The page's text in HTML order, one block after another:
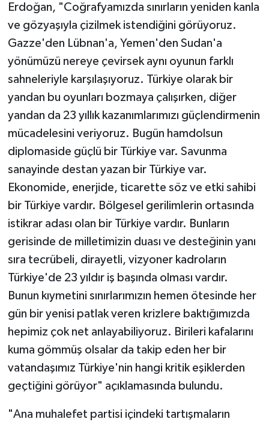
Erdoğan, "Coğrafyamızda sınırların yeniden kanla
ve gözyaşıyla çizilmek istendiğini görüyoruz.
Gazze'den Lübnan'a, Yemen'den Sudan'a
yönümüzü nereye çevirsek aynı oyunun farklı
sahneleriyle karşılaşıyoruz. Türkiye olarak bir
yandan bu oyunları bozmaya çalışırken, diğer
yandan da 23 yıllık kazanımlarımızı güçlendirmenin
mücadelesini veriyoruz. Bugün hamdolsun
diplomaside güçlü bir Türkiye var. Savunma
sanayinde destan yazan bir Türkiye var.
Ekonomide, enerjide, ticarette söz ve etki sahibi
bir Türkiye vardır. Bölgesel gerilimlerin ortasında
istikrar adası olan bir Türkiye vardır. Bunların
gerisinde de milletimizin duası ve desteğinin yanı
sıra tecrübeli, dirayetli, vizyoner kadroların
Türkiye'de 23 yıldır iş başında olması vardır.
Bunun kıymetini sınırlarımızın hemen ötesinde her
gün bir yenisi patlak veren krizlere baktığımızda
hepimiz çok net anlayabiliyoruz. Birileri kafalarını
kuma gömmüş olsalar da takip eden her bir
vatandaşımız Türkiye'nin hangi kritik eşiklerden
geçtiğini görüyor" açıklamasında bulundu.
"Ana muhalefet partisi içindeki tartışmaların